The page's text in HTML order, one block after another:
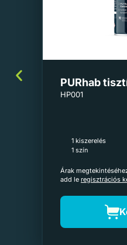
PURhab
HP001
1 kiszerelés
1 szín
Árak
add le regisztrációs